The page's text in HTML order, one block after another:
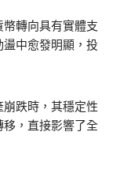
轉向具有實體支
中愈發明顯，投
跌時，其穩定性
，直接影響了全